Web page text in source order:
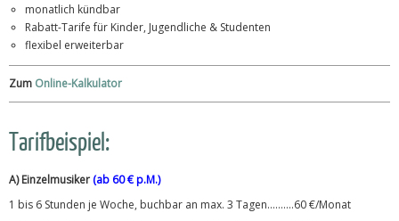
monatlich kündbar
Rabatt-Tarife für Kinder, Jugendliche & Studenten
flexibel erweiterbar
Zum Online-Kalkulator
Tarifbeispiel:
A) Einzelmusiker (ab 60 € p.M.)
1 bis 6 Stunden je Woche, buchbar an max. 3 Tagen……….60 €/Monat